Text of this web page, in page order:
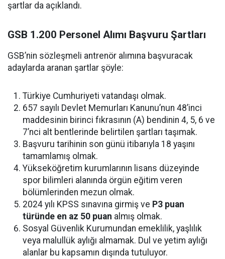
şartlar da açıklandı.
GSB 1.200 Personel Alımı Başvuru Şartları
GSB’nin sözleşmeli antrenör alımına başvuracak
adaylarda aranan şartlar şöyle:
Türkiye Cumhuriyeti vatandaşı olmak.
657 sayılı Devlet Memurları Kanunu’nun 48’inci
maddesinin birinci fıkrasının (A) bendinin 4, 5, 6 ve
7’nci alt bentlerinde belirtilen şartları taşımak.
Başvuru tarihinin son günü itibarıyla 18 yaşını
tamamlamış olmak.
Yükseköğretim kurumlarının lisans düzeyinde
spor bilimleri alanında örgün eğitim veren
bölümlerinden mezun olmak.
2024 yılı KPSS sınavına girmiş ve P3 puan
türünde en az 50 puan almış olmak.
Sosyal Güvenlik Kurumundan emeklilik, yaşlılık
veya malullük aylığı almamak. Dul ve yetim aylığı
alanlar bu kapsamın dışında tutuluyor.